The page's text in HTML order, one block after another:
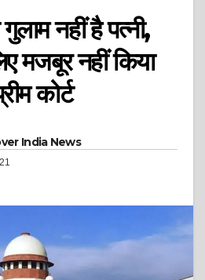
नहीं है पत्नी,
मजबूर नहीं किया
कोर्ट
India News